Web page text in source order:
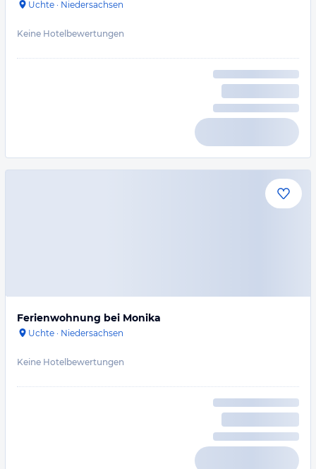
Uchte · Niedersachsen
Keine Hotelbewertungen
Ferienwohnung bei Monika
Uchte · Niedersachsen
Keine Hotelbewertungen